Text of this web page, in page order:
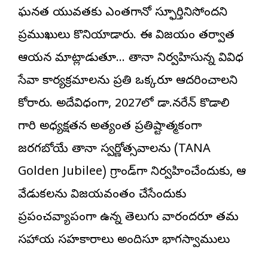
ఘనత యువతకు ఎంతగానో స్ఫూర్తినిస్తోందని
ప్రముఖులు కొనియాడారు. ఈ విజయం తర్వాత
ఆయన మాట్లాడుతూ… తానా నిర్వహిస్తున్న వివిధ
సేవా కార్యక్రమాలను ప్రతి ఒక్కరూ ఆదరించాలని
కోరారు. అదేవిధంగా, 2027లో డా.నరేన్ కొడాలి
గారి అధ్యక్షతన అత్యంత ప్రతిష్టాత్మకంగా
జరగబోయే తానా స్వర్ణోత్సవాలను (TANA
Golden Jubilee) గ్రాండ్‌గా నిర్వహించేందుకు, ఆ
వేడుకలను విజయవంతం చేసేందుకు
ప్రపంచవ్యాప్తంగా ఉన్న తెలుగు వారందరూ తమ
సహాయ సహకారాలు అందిస్తూ భాగస్వాములు